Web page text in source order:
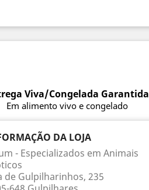
Viva/Congelada Garantida
Em alimento vivo e congelado
DA LOJA
- Especializados em Animais
de Gulpilharinhos, 235